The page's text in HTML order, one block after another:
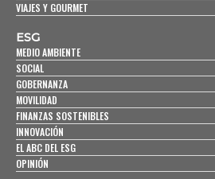
VIAJES Y GOURMET
ESG
MEDIO AMBIENTE
SOCIAL
GOBERNANZA
MOVILIDAD
FINANZAS SOSTENIBLES
INNOVACIÓN
EL ABC DEL ESG
OPINIÓN